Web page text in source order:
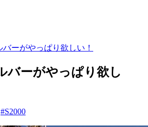
バーがやっぱり欲しい！
バーがやっぱり欲し
#S2000